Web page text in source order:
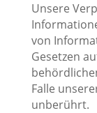
Unsere
von
Gesetzen
Falle
unberührt.